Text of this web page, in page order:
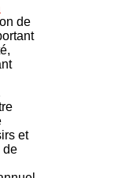
de
et
de